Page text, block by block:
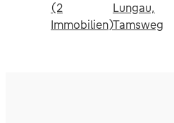
(2
Immobilien)
Lungau,
Tamsweg